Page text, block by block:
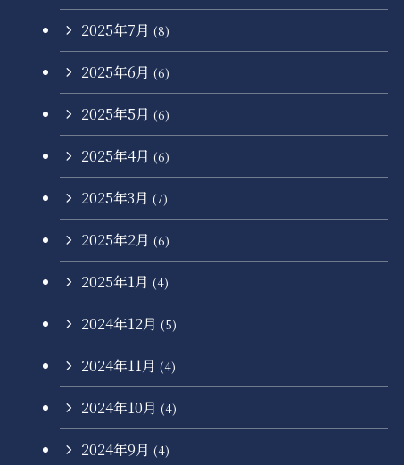
2025年7月 (8)
2025年6月 (6)
2025年5月 (6)
2025年4月 (6)
2025年3月 (7)
2025年2月 (6)
2025年1月 (4)
2024年12月 (5)
2024年11月 (4)
2024年10月 (4)
2024年9月 (4)